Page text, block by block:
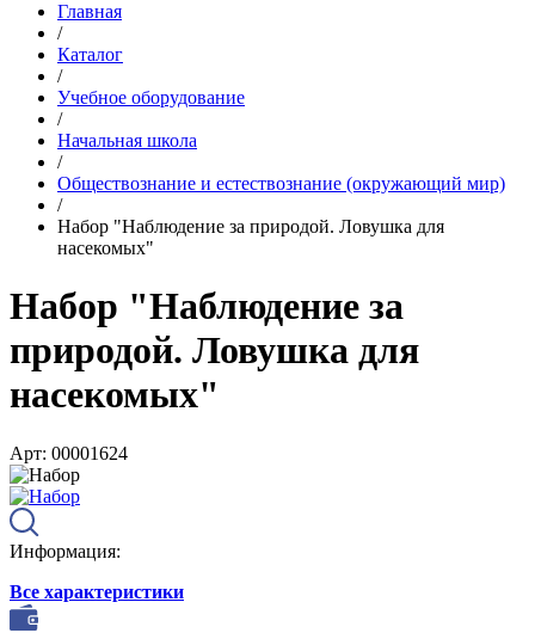
Главная
/
Каталог
/
Учебное оборудование
/
Начальная школа
/
Обществознание и естествознание (окружающий мир)
/
Набор "Наблюдение за природой. Ловушка для
насекомых"
Набор "Наблюдение за
природой. Ловушка для
насекомых"
Арт: 00001624
Информация:
Все характеристики